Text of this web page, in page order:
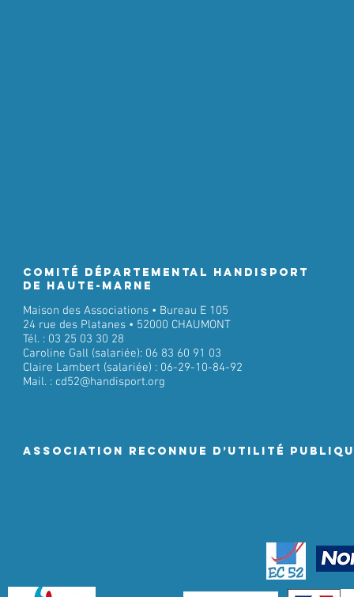
Comité Départemental Handisport
de Haute-Marne
Maison des Associations • Bureau E 105
24 rue des Platanes • 52000 CHAUMONT
Tél. : 03 25 03 30 28
Caroline Gall (salariée): 06 83 60 91 03
Claire Lambert (salariée) : 06-29-10-84-92
Mail. : cd52@handisport.org
ASSociation RECONNUE D’UTILITÉ